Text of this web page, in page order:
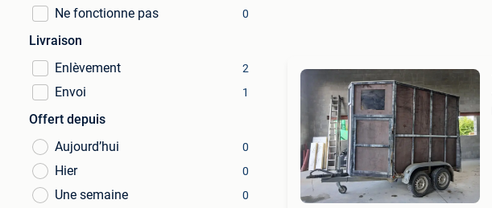
Ne fonctionne pas 0
Livraison
Enlèvement
2
Envoi 1
Offert depuis
Aujourd’hui
0
Hier 0
Une semaine 0